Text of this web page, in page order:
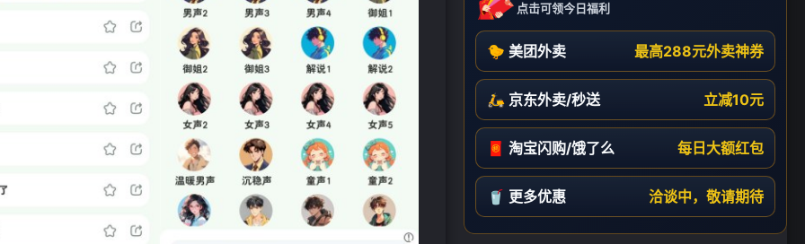
点击可领今日福利
🐤 美团外卖 最高288元外卖神券
🛵 京东外卖/秒送 立减10元
🧧 淘宝闪购/饿了么 每日大额红包
🥤 更多优惠 洽谈中，敬请期待